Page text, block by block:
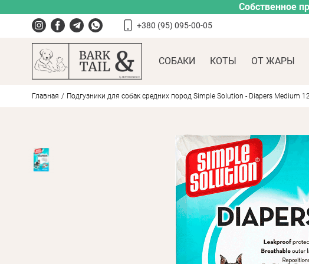
Собственное
+380 (95) 095-00-05
СОБАКИ КОТЫ ОТ ЖАРЫ
Главная Подгузники для собак средних пород Simple Solution - Diapers Medium